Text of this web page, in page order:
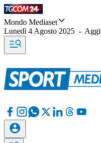
Mondo Mediaset
Lunedì 4 Agosto 2025 -